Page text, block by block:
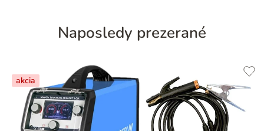
Naposledy prezerané
akcia